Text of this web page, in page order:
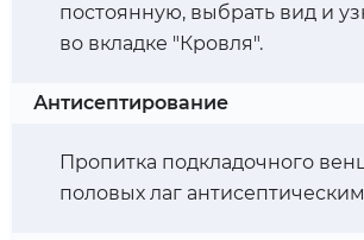
постоянную, выбрать вид и
во вкладке "Кровля".
Антисептирование
Пропитка подкладочного
половых лаг